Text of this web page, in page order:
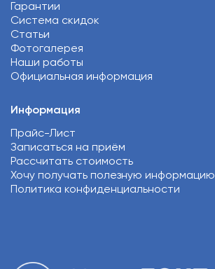
Гарантии
Система скидок
Статьи
Фотогалерея
Наши работы
Официальная информация
Информация
Прайс-Лист
Записаться на приём
Рассчитать стоимость
Хочу получать полезную информацию
Политика конфиденциальности